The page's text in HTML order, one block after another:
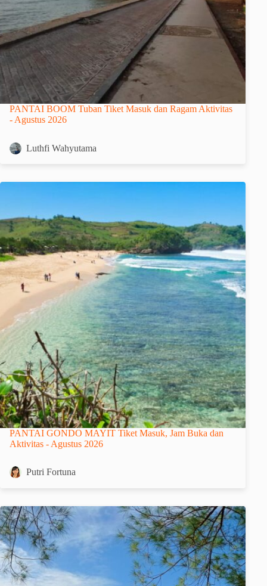
PANTAI BOOM Tuban Tiket Masuk dan Ragam Aktivitas
- Agustus 2026
Luthfi Wahyutama
PANTAI GONDO MAYIT Tiket Masuk, Jam Buka dan
Aktivitas - Agustus 2026
Putri Fortuna